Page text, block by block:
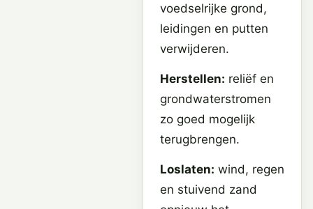
voedselrijke grond,
leidingen en putten
verwijderen.
Herstellen: reliëf en
grondwaterstromen
zo goed mogelijk
terugbrengen.
Loslaten: wind, regen
en stuivend zand